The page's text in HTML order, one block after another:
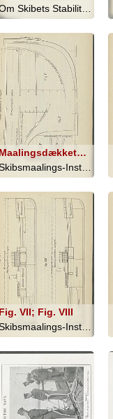
Maalingsdækkets Længde
Skibsmaalings-Instruktion - 1909
Fig. VII; Fig. VIII